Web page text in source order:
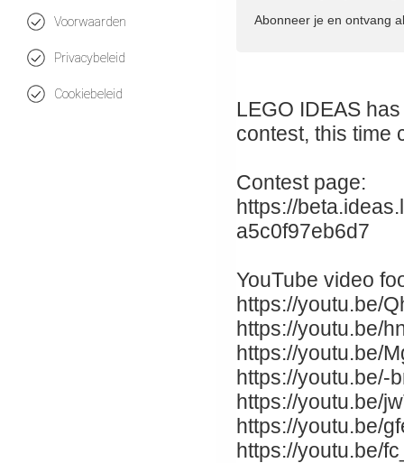
Voorwaarden
Privacybeleid
Cookiebeleid
Abonneer je en ontvang
LEGO IDEAS
contest, this time
Contest page:
https://
a5c0f97eb6d7
YouTube video
https://youtu.be/
https://youtu.be/
https://youtu.be/
https://youtu.be/-
https://youtu.be/
https://youtu.be/
https://youtu.be/